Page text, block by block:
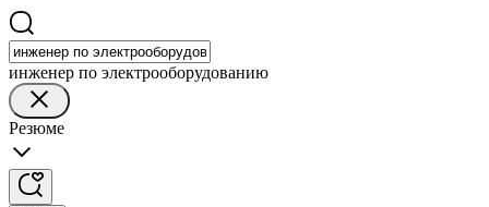
инженер по электрооборудованию
Резюме